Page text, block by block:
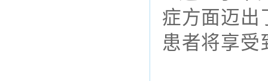
症方面迈出
患者将享受